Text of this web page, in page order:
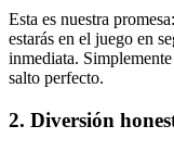
Esta es nuestra
estarás en el juego en
inmediata.
salto perfecto.
2. Diversión